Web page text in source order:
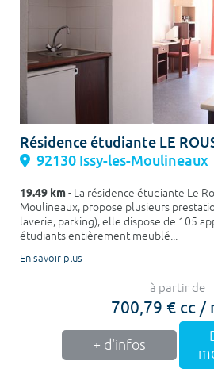
Résidence étudiante LE
92130 Issy-les-Moulineaux
19.49 km- La résidence étudiante Le
Moulineaux, propose plusieurs
laverie, parking), elle dispose de 105
étudiants entièrement meublé...
En savoir plus
à partir de
700,79 € cc /
+ d'infos